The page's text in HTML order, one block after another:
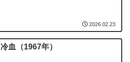
2026.02.23
冷血（1967年）